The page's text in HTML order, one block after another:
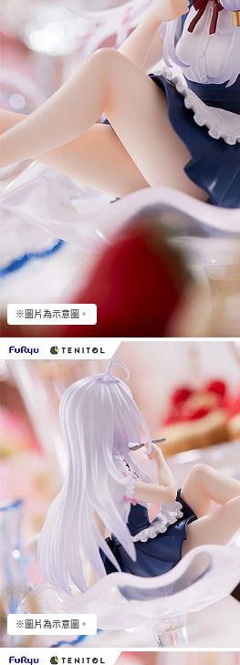
※圖片為示意圖。
※圖片為示意圖。